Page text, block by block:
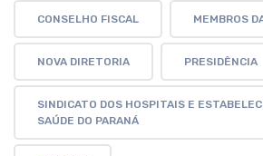
CONSELHO FISCAL MEMBROS
NOVA DIRETORIA PRESIDÊNCIA
SINDICATO DOS HOSPITAIS E
SAÚDE DO PARANÁ